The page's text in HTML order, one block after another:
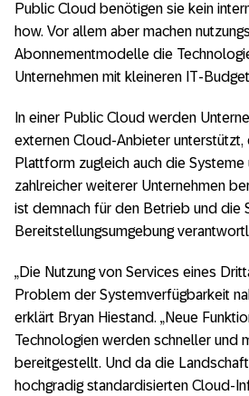
Public Cloud benötigen sie kein
how. Vor allem aber machen
Abonnementmodelle die
Unternehmen mit kleineren IT-
In einer Public Cloud werden
externen Cloud-Anbieter unterstützt,
Plattform zugleich auch die Systeme
zahlreicher weiterer Unternehmen
ist demnach für den Betrieb und die
Bereitstellungsumgebung
„Die Nutzung von Services eines
Problem der Systemverfügbarkeit
erklärt Bryan Hiestand. „Neue
Technologien werden schneller und
bereitgestellt. Und da die
hochgradig standardisierten Cloud-